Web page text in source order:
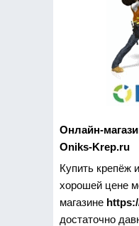
Онлайн-
Oniks-Krep.ru
Купить крепёж
хорошей цене
магазине
достаточно